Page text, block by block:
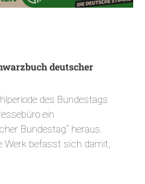
deutscher
des Bundestags
ein
Bundestag“ heraus.
Werk befasst sich damit,